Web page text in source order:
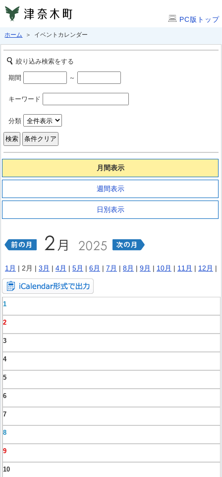
PC版トップ
ホーム ＞ イベントカレンダー
絞り込み検索をする
期間 ～
キーワード
分類
月間表示
週間表示
日別表示
1月 | 2月 | 3月 | 4月 | 5月 | 6月 | 7月 | 8月 | 9月 | 10月 | 11月 | 12月 |
1
2
3
4
5
6
7
8
9
10